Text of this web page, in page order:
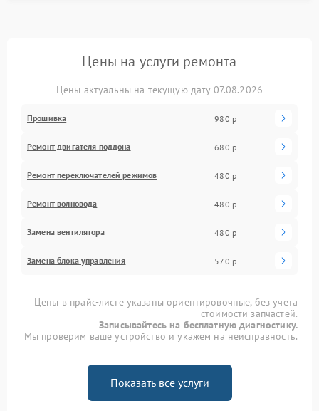
Цены на услуги ремонта
Цены актуальны на текущую дату 07.08.2026
Прошивка 980 р
Ремонт двигателя поддона 680 р
Ремонт переключателей режимов 480 р
Ремонт волновода 480 р
Замена вентилятора 480 р
Замена блока управления 570 р
Цены в прайс-листе указаны ориентировочные, без учета
стоимости запчастей.
Записывайтесь на бесплатную диагностику.
Мы проверим ваше устройство и укажем на неисправность.
Показать все услуги